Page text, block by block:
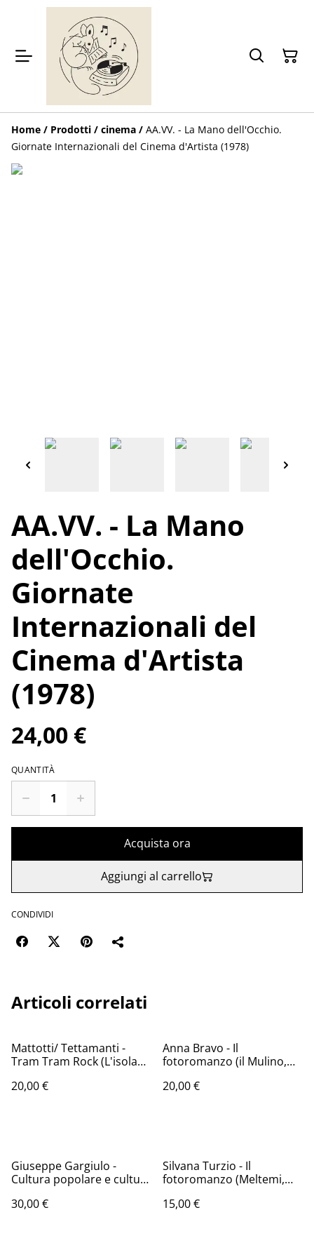
Home / Prodotti / cinema / AA.VV. - La Mano dell'Occhio.
Giornate Internazionali del Cinema d'Artista (1978)
AA.VV. - La Mano
dell'Occhio.
Giornate
Internazionali del
Cinema d'Artista
(1978)
24,00 €
QUANTITÀ
Acquista ora
Aggiungi al carrello
CONDIVIDI
Articoli correlati
Mattotti/ Tettamanti -
Tram Tram Rock (L'isola
20,00 €
Anna Bravo - Il
fotoromanzo (il Mulino,
20,00 €
Giuseppe Gargiulo -
Cultura popolare e cultura
rosa (Casa Editrice G.
30,00 €
Silvana Turzio - Il
fotoromanzo (Meltemi,
15,00 €